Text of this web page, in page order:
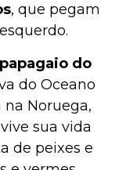
, que pegam
do
do Oceano
Noruega,
sua vida
de peixes e